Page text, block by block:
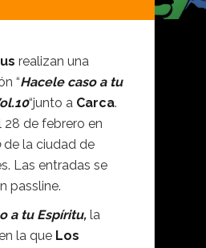
realizan una
“Hacele caso a tu
“junto a Carca.
28 de febrero en
de la ciudad de
Las entradas se
passline.
a tu Espíritu, la
la que Los